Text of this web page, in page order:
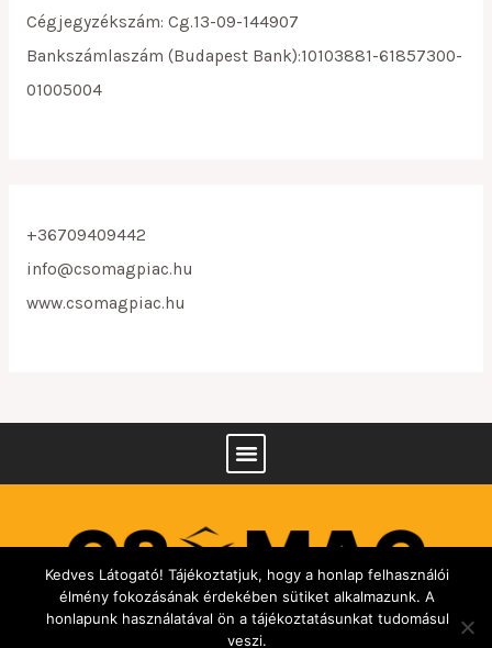
Cégjegyzékszám: Cg.13-09-144907
Bankszámlaszám (Budapest Bank):10103881-61857300-
01005004
+36709409442​
info@csomagpiac.hu
www.csomagpiac.hu
Kedves Látogató! Tájékoztatjuk, hogy a honlap felhasználói
élmény fokozásának érdekében sütiket alkalmazunk. A
honlapunk használatával ön a tájékoztatásunkat tudomásul
veszi.